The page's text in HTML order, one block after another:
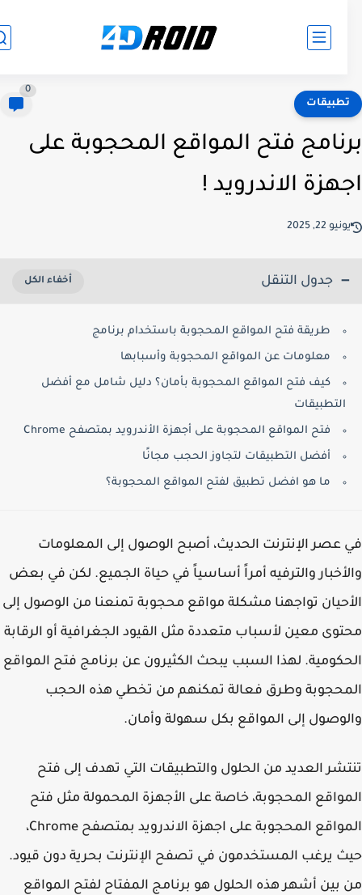
فتح المواقع المحجوبة على
الاندرويد !
22, 2025
جدول التنقل
طريقة فتح المواقع المحجوبة باستخدام برنامج
معلومات عن المواقع المحجوبة وأسبابها
كيف فتح المواقع المحجوبة بأمان؟ دليل شامل مع أفضل
التطبيقات
فتح المواقع المحجوبة على أجهزة الأندرويد بمتصفح Chrome
أفضل التطبيقات لتجاوز الحجب مجانًا
ما هو افضل تطبيق لفتح المواقع المحجوبة؟
عصر الإنترنت الحديث، أصبح الوصول إلى المعلومات
والترفيه أمراً أساسياً في حياة الجميع. لكن في بعض
تواجهنا مشكلة مواقع محجوبة تمنعنا من الوصول إلى
معين لأسباب متعددة مثل القيود الجغرافية أو الرقابة
لهذا السبب يبحث الكثيرون عن برنامج فتح المواقع
وطرق فعالة تمكنهم من تخطي هذه الحجب
إلى المواقع بكل سهولة وأمان.
العديد من الحلول والتطبيقات التي تهدف إلى فتح
المحجوبة، خاصة على الأجهزة المحمولة مثل فتح
المواقع المحجوبة على اجهزة الاندرويد بمتصفح Chrome،
يرغب المستخدمون في تصفح الإنترنت بحرية دون قيود.
بين أشهر هذه الحلول هو برنامج المفتاح لفتح المواقع